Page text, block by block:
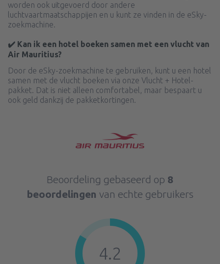
worden ook uitgevoerd door andere
luchtvaartmaatschappijen en u kunt ze vinden in de eSky-
zoekmachine.
✔️ Kan ik een hotel boeken samen met een vlucht van
Air Mauritius?
Door de eSky-zoekmachine te gebruiken, kunt u een hotel
samen met de vlucht boeken via onze Vlucht + Hotel-
pakket. Dat is niet alleen comfortabel, maar bespaart u
ook geld dankzij de pakketkortingen.
Beoordeling gebaseerd op 8
beoordelingen van echte gebruikers
4.2